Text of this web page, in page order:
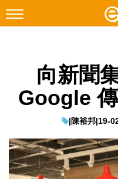
Facebook Instagram
科技焦點
遊戲動漫
教學評測
向新聞
Google
|陳裕邦|19-